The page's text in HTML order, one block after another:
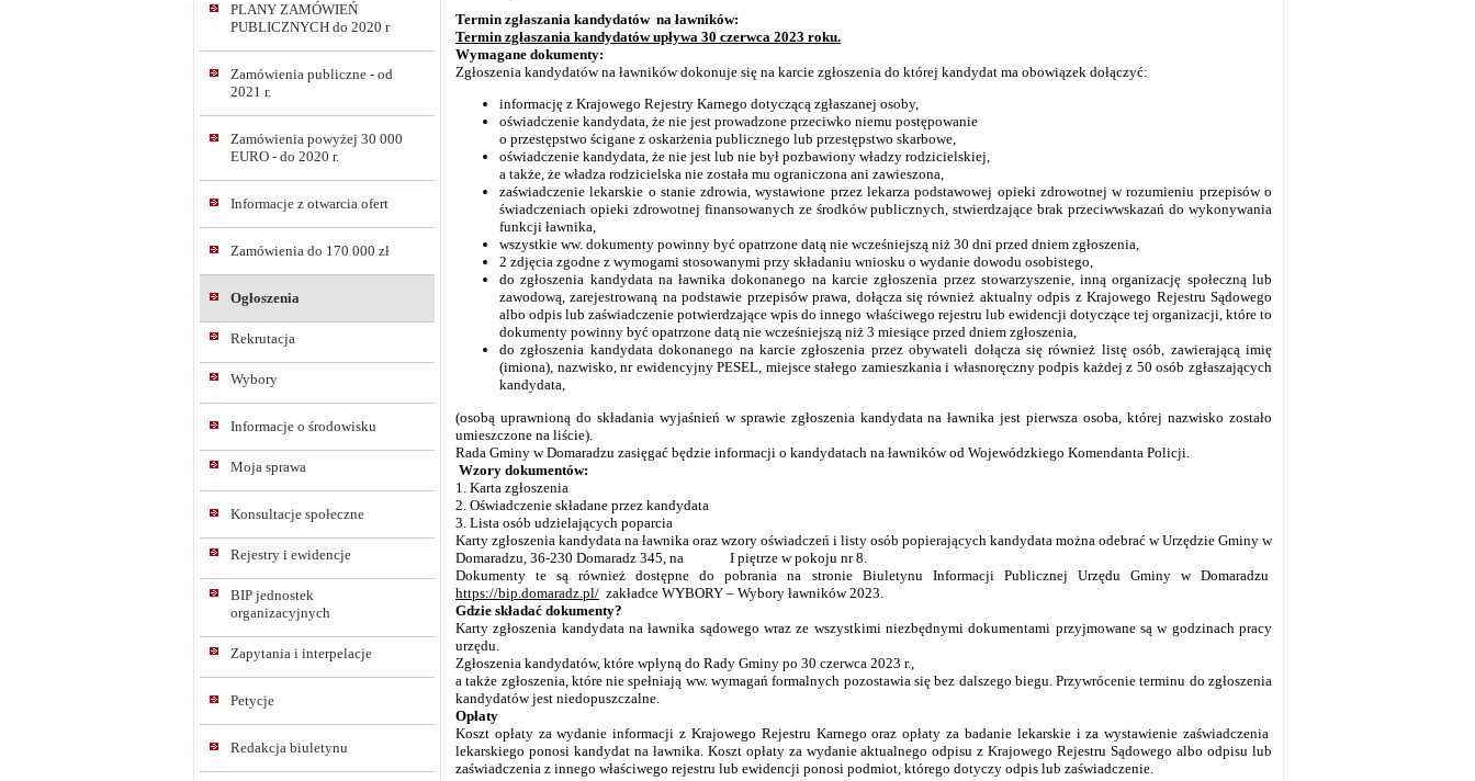
PLANY ZAMÓWIEŃ
PUBLICZNYCH do 2020 r
Zamówienia publiczne - od
2021 r.
Zamówienia powyżej 30 000
EURO - do 2020 r.
Informacje z otwarcia ofert
Zamówienia do 170 000 zł
Ogłoszenia
Rekrutacja
Wybory
Informacje o środowisku
Moja sprawa
Konsultacje społeczne
Rejestry i ewidencje
BIP jednostek
organizacyjnych
Zapytania i interpelacje
Petycje
Redakcja biuletynu
Termin zgłaszania kandydatów na ławników:
Termin zgłaszania kandydatów upływa 30 czerwca 2023 roku.
Wymagane dokumenty:
Zgłoszenia kandydatów na ławników dokonuje się na karcie zgłoszenia do której kandydat ma obowiązek dołączyć:
informację z Krajowego Rejestry Karnego dotyczącą zgłaszanej osoby,
oświadczenie kandydata, że nie jest prowadzone przeciwko niemu postępowanie
o przestępstwo ścigane z oskarżenia publicznego lub przestępstwo skarbowe,
oświadczenie kandydata, że nie jest lub nie był pozbawiony władzy rodzicielskiej,
a także, że władza rodzicielska nie została mu ograniczona ani zawieszona,
zaświadczenie lekarskie o stanie zdrowia, wystawione przez lekarza podstawowej opieki zdrowotnej w rozumieniu przepisów o
świadczeniach opieki zdrowotnej finansowanych ze środków publicznych, stwierdzające brak przeciwwskazań do wykonywania
funkcji ławnika,
wszystkie ww. dokumenty powinny być opatrzone datą nie wcześniejszą niż 30 dni przed dniem zgłoszenia,
2 zdjęcia zgodne z wymogami stosowanymi przy składaniu wniosku o wydanie dowodu osobistego,
do zgłoszenia kandydata na ławnika dokonanego na karcie zgłoszenia przez stowarzyszenie, inną organizację społeczną lub
zawodową, zarejestrowaną na podstawie przepisów prawa, dołącza się również aktualny odpis z Krajowego Rejestru Sądowego
albo odpis lub zaświadczenie potwierdzające wpis do innego właściwego rejestru lub ewidencji dotyczące tej organizacji, które to
dokumenty powinny być opatrzone datą nie wcześniejszą niż 3 miesiące przed dniem zgłoszenia,
do zgłoszenia kandydata dokonanego na karcie zgłoszenia przez obywateli dołącza się również listę osób, zawierającą imię
(imiona), nazwisko, nr ewidencyjny PESEL, miejsce stałego zamieszkania i własnoręczny podpis każdej z 50 osób zgłaszających
kandydata,
(osobą uprawnioną do składania wyjaśnień w sprawie zgłoszenia kandydata na ławnika jest pierwsza osoba, której nazwisko zostało
umieszczone na liście).
Rada Gminy w Domaradzu zasięgać będzie informacji o kandydatach na ławników od Wojewódzkiego Komendanta Policji.
Wzory dokumentów:
1. Karta zgłoszenia
2. Oświadczenie składane przez kandydata
3. Lista osób udzielających poparcia
Karty zgłoszenia kandydata na ławnika oraz wzory oświadczeń i listy osób popierających kandydata można odebrać w Urzędzie Gminy w
Domaradzu, 36-230 Domaradz 345, na I piętrze w pokoju nr 8.
Dokumenty te są również dostępne do pobrania na stronie Biuletynu Informacji Publicznej Urzędu Gminy w Domaradzu
https://bip.domaradz.pl/ zakładce WYBORY – Wybory ławników 2023.
Gdzie składać dokumenty?
Karty zgłoszenia kandydata na ławnika sądowego wraz ze wszystkimi niezbędnymi dokumentami przyjmowane są w godzinach pracy
urzędu.
Zgłoszenia kandydatów, które wpłyną do Rady Gminy po 30 czerwca 2023 r.,
a także zgłoszenia, które nie spełniają ww. wymagań formalnych pozostawia się bez dalszego biegu. Przywrócenie terminu do zgłoszenia
kandydatów jest niedopuszczalne.
Opłaty
Koszt opłaty za wydanie informacji z Krajowego Rejestru Karnego oraz opłaty za badanie lekarskie i za wystawienie zaświadczenia
lekarskiego ponosi kandydat na ławnika. Koszt opłaty za wydanie aktualnego odpisu z Krajowego Rejestru Sądowego albo odpisu lub
zaświadczenia z innego właściwego rejestru lub ewidencji ponosi podmiot, którego dotyczy odpis lub zaświadczenie.